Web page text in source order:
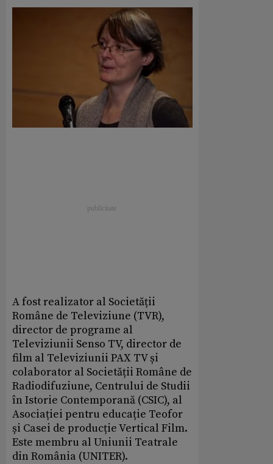
A fost realizator al Societății
Române de Televiziune (TVR),
director de programe al
Televiziunii Senso TV, director de
film al Televiziunii PAX TV și
colaborator al Societății Române de
Radiodifuziune, Centrului de Studii
în Istorie Contemporană (CSIC), al
Asociației pentru educație Teofor
și Casei de producție Vertical Film.
Este membru al Uniunii Teatrale
din România (UNITER).